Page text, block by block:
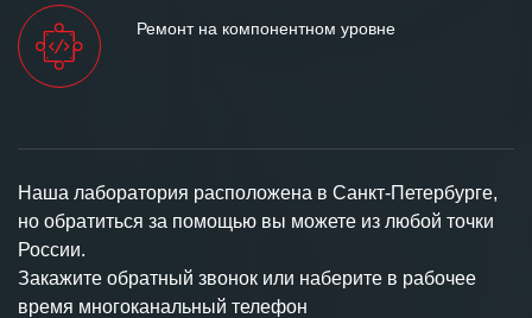
Ремонт на компонентном уровне
Наша лаборатория расположена в Санкт-Петербурге,
но обратиться за помощью вы можете из любой точки
России.
Закажите обратный звонок или наберите в рабочее
время многоканальный телефон